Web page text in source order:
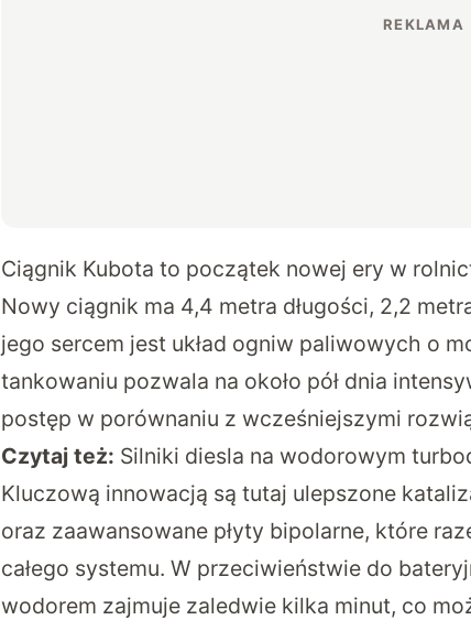
Ciągnik Kubota to początek nowej ery w
Nowy ciągnik ma 4,4 metra długości, 2,2
jego sercem jest układ ogniw paliwowych o
tankowaniu pozwala na około pół dnia
postęp w porównaniu z wcześniejszymi
Czytaj też: Silniki diesla na wodorowym
Kluczową innowacją są tutaj ulepszone
oraz zaawansowane płyty bipolarne, które
całego systemu. W przeciwieństwie do
wodorem zajmuje zaledwie kilka minut, co